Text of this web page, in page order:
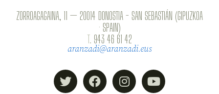
ZORROAGAGAINA, 11 — 20014 DONOSTIA - SAN SEBASTIÁN (GIPUZKOA
· SPAIN)
T. 943 46 61 42
aranzadi@aranzadi.eus